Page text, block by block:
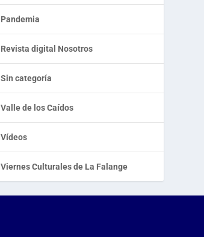
Pandemia
Revista digital Nosotros
Sin categoría
Valle de los Caídos
Vídeos
Viernes Culturales de La Falange